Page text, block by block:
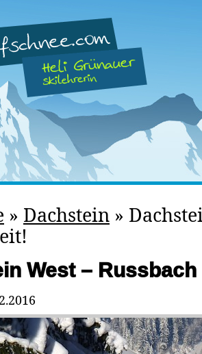
» Dachstein »
West –